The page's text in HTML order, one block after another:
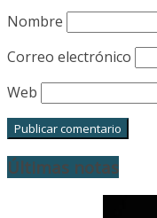
Nombre
Correo electrónico
Web
Últimas notas